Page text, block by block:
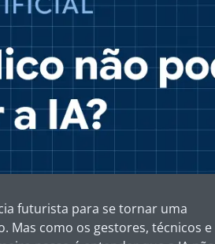
futurista para se tornar uma
Mas como os gestores, técnicos e